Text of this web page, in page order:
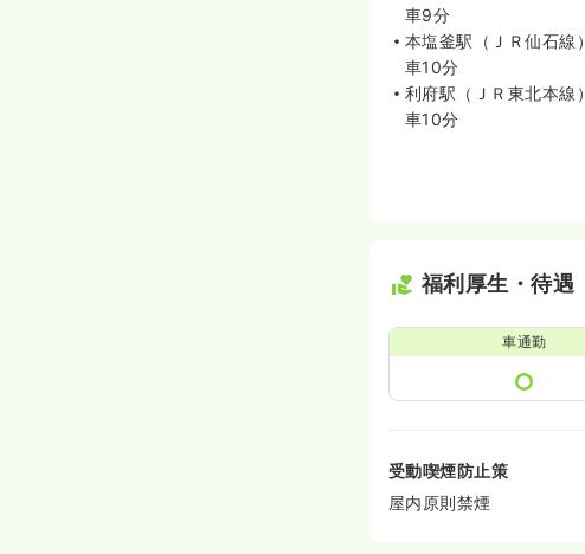
車9分
本塩釜駅（ＪＲ仙石線）
車10分
利府駅（ＪＲ東北本線）
車10分
福利厚生・待遇
車通勤
受動喫煙防止策
屋内原則禁煙